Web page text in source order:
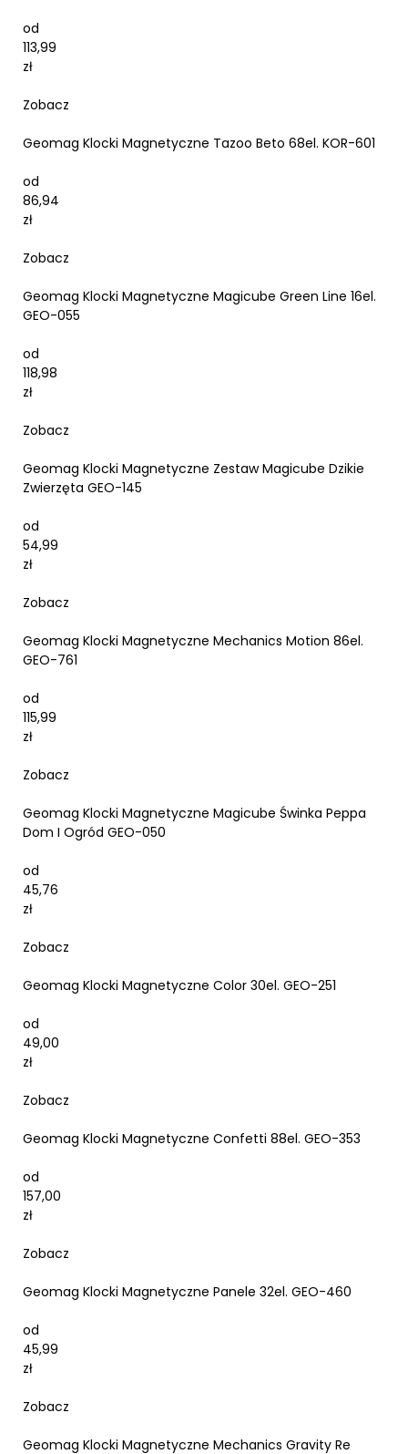
od
113,99
zł
Zobacz
Geomag Klocki Magnetyczne Tazoo Beto 68el. KOR-601
od
86,94
zł
Zobacz
Geomag Klocki Magnetyczne Magicube Green Line 16el.
GEO-055
od
118,98
zł
Zobacz
Geomag Klocki Magnetyczne Zestaw Magicube Dzikie
Zwierzęta GEO-145
od
54,99
zł
Zobacz
Geomag Klocki Magnetyczne Mechanics Motion 86el.
GEO-761
od
115,99
zł
Zobacz
Geomag Klocki Magnetyczne Magicube Świnka Peppa
Dom I Ogród GEO-050
od
45,76
zł
Zobacz
Geomag Klocki Magnetyczne Color 30el. GEO-251
od
49,00
zł
Zobacz
Geomag Klocki Magnetyczne Confetti 88el. GEO-353
od
157,00
zł
Zobacz
Geomag Klocki Magnetyczne Panele 32el. GEO-460
od
45,99
zł
Zobacz
Geomag Klocki Magnetyczne Mechanics Gravity Re